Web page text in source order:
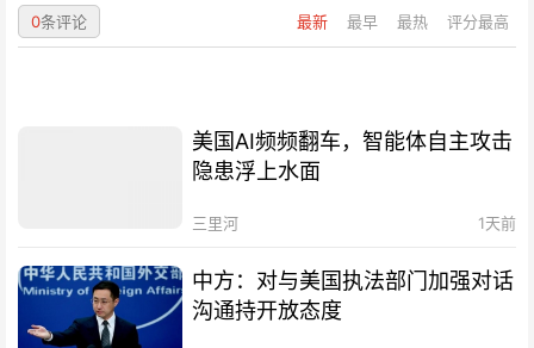
最新 最早 最热 评分最高
0条评论
美国AI频频翻车，智能体自主攻击
隐患浮上水面
三里河 1天前
中方：对与美国执法部门加强对话
沟通持开放态度